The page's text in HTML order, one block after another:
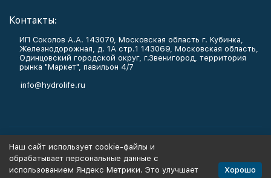
Контакты:
ИП Соколов А.А. 143070, Московская область г. Кубинка,
Железнодорожная, д. 1А стр.1 143069, Московская область,
Одинцовский городской округ, г.Звенигород, территория
рынка "Маркет", павильон 4/7
info@hydrolife.ru
Информация
Наш сайт использует cookie-файлы и
обрабатывает персональные данные с
использованием Яндекс Метрики. Это улучшает
Хорошо